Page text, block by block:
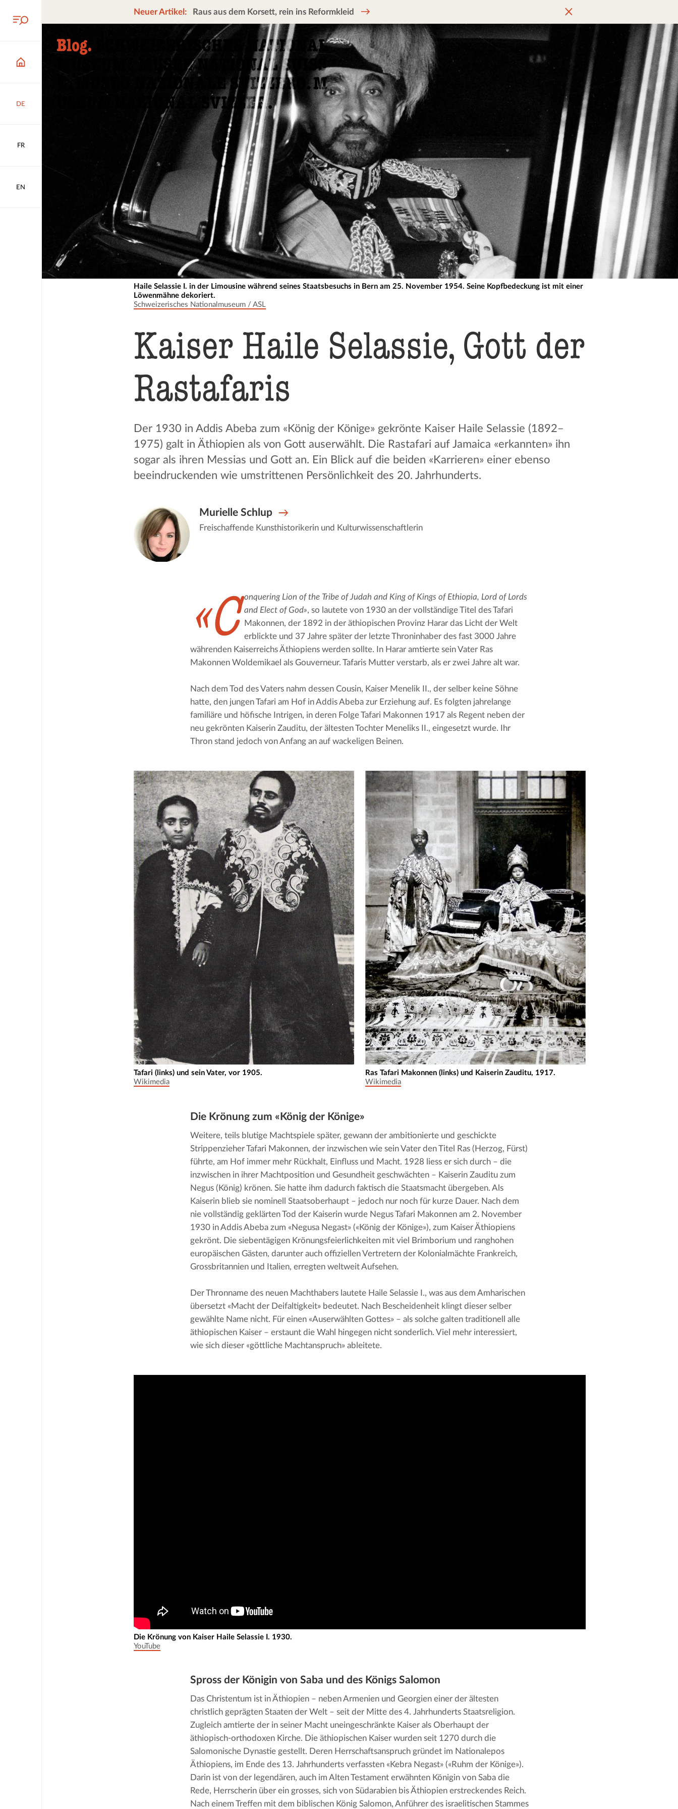
DE
FR
EN
Neuer Artikel: Raus aus dem Korsett, rein ins Reformkleid
Haile Selassie I. in der Limousine während seines Staatsbesuchs in Bern am 25. November 1954. Seine Kopfbedeckung ist mit einer
Löwenmähne dekoriert.
Schweizerisches Nationalmuseum / ASL
Kaiser Haile Selassie, Gott der
Rastafaris
Der 1930 in Addis Abeba zum «König der Könige» gekrönte Kaiser Haile Selassie (1892–
1975) galt in Äthiopien als von Gott auserwählt. Die Rastafari auf Jamaica «erkannten» ihn
sogar als ihren Messias und Gott an. Ein Blick auf die beiden «Karrieren» einer ebenso
beeindruckenden wie umstrittenen Persönlichkeit des 20. Jahrhunderts.
Murielle Schlup
Freischaffende Kunsthistorikerin und Kulturwissenschaftlerin
«C
onquering Lion of the Tribe of Judah and King of Kings of Ethiopia, Lord of Lords
and Elect of God», so lautete von 1930 an der vollständige Titel des Tafari
Makonnen, der 1892 in der äthiopischen Provinz Harar das Licht der Welt
erblickte und 37 Jahre später der letzte Throninhaber des fast 3000 Jahre
währenden Kaiserreichs Äthiopiens werden sollte. In Harar amtierte sein Vater Ras
Makonnen Woldemikael als Gouverneur. Tafaris Mutter verstarb, als er zwei Jahre alt war.
Nach dem Tod des Vaters nahm dessen Cousin, Kaiser Menelik II., der selber keine Söhne
hatte, den jungen Tafari am Hof in Addis Abeba zur Erziehung auf. Es folgten jahrelange
familiäre und höfische Intrigen, in deren Folge Tafari Makonnen 1917 als Regent neben der
neu gekrönten Kaiserin Zauditu, der ältesten Tochter Meneliks II., eingesetzt wurde. Ihr
Thron stand jedoch von Anfang an auf wackeligen Beinen.
Tafari (links) und sein Vater, vor 1905.
Wikimedia
Ras Tafari Makonnen (links) und Kaiserin Zauditu, 1917.
Wikimedia
Die Krönung zum «König der Könige»
Weitere, teils blutige Machtspiele später, gewann der ambitionierte und geschickte
Strippenzieher Tafari Makonnen, der inzwischen wie sein Vater den Titel Ras (Herzog, Fürst)
führte, am Hof immer mehr Rückhalt, Einfluss und Macht. 1928 liess er sich durch – die
inzwischen in ihrer Machtposition und Gesundheit geschwächten – Kaiserin Zauditu zum
Negus (König) krönen. Sie hatte ihm dadurch faktisch die Staatsmacht übergeben. Als
Kaiserin blieb sie nominell Staatsoberhaupt – jedoch nur noch für kurze Dauer. Nach dem
nie vollständig geklärten Tod der Kaiserin wurde Negus Tafari Makonnen am 2. November
1930 in Addis Abeba zum «Negusa Negast» («König der Könige»), zum Kaiser Äthiopiens
gekrönt. Die siebentägigen Krönungsfeierlichkeiten mit viel Brimborium und ranghohen
europäischen Gästen, darunter auch offiziellen Vertretern der Kolonialmächte Frankreich,
Grossbritannien und Italien, erregten weltweit Aufsehen.
Der Thronname des neuen Machthabers lautete Haile Selassie I., was aus dem Amharischen
übersetzt «Macht der Deifaltigkeit» bedeutet. Nach Bescheidenheit klingt dieser selber
gewählte Name nicht. Für einen «Auserwählten Gottes» – als solche galten traditionell alle
äthiopischen Kaiser – erstaunt die Wahl hingegen nicht sonderlich. Viel mehr interessiert,
wie sich dieser «göttliche Machtanspruch» ableitete.
Die Krönung von Kaiser Haile Selassie I. 1930.
YouTube
Spross der Königin von Saba und des Königs Salomon
Das Christentum ist in Äthiopien – neben Armenien und Georgien einer der ältesten
christlich geprägten Staaten der Welt – seit der Mitte des 4. Jahrhunderts Staatsreligion.
Zugleich amtierte der in seiner Macht uneingeschränkte Kaiser als Oberhaupt der
äthiopisch-orthodoxen Kirche. Die äthiopischen Kaiser wurden seit 1270 durch die
Salomonische Dynastie gestellt. Deren Herrschaftsanspruch gründet im Nationalepos
Äthiopiens, im Ende des 13. Jahrhunderts verfassten «Kebra Negast» («Ruhm der Könige»).
Darin ist von der legendären, auch im Alten Testament erwähnten Königin von Saba die
Rede, Herrscherin über ein grosses, sich von Südarabien bis Äthiopien erstreckendes Reich.
Nach einem Treffen mit dem biblischen König Salomon, Anführer des israelitischen Stammes